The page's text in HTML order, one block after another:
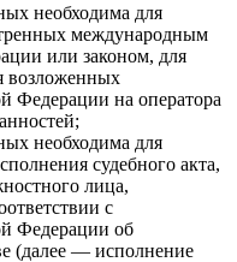
необходима для
международным
или законом, для
возложенных
Федерации на оператора
необходима для
судебного акта,
лица,
с
Федерации об
(далее — исполнение